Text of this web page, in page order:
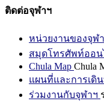
ติดต่อจุฬาฯ
หน่วยงานของจุฬ
สมุดโทรศัพท์ออน
Chula Map Chula
แผนที่และการเดิ
ร่วมงานกับจุฬาฯ